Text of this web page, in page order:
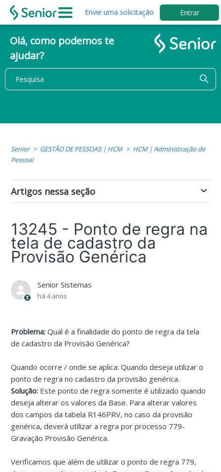
Envie uma solicitação Entrar
Olá, como podemos te
ajudar?
Senior GESTÃO DE PESSOAS | HCM
HCM | Administração de
Pessoal
Artigos nessa seção
13245 - Ponto de regra na
tela de cadastro da
Provisão Genérica
Senior Sistemas
há 4 anos
Problema:Qual é a finalidade do ponto de regra da tela
de cadastro da Provisão Genérica?
Quando ocorre / onde se aplica: Quando deseja utilizar o
ponto de regra no cadastro da provisão genérica.
Solução: Este ponto de regra somente é utilizado quando
deseja alterar os valores da Base. Para alterar valores
dos campos da tabela R146PRV, no caso da provisão
genérica, deverá utilizar a regra por processo 779-
Gravação Provisão Genérica.
Verificamos que além de utilizar o ponto de regra 779,